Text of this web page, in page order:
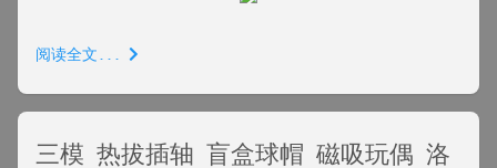
阅读全文...
三模 热拔插轴 盲盒球帽 磁吸玩偶 洛